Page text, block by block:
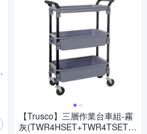
【Trusco】三層作業台車組-霧
灰(TWR4HSET+TWR4TSETD